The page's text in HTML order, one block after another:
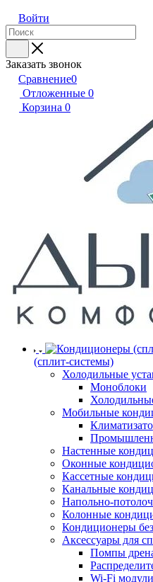
Войти
Заказать звонок
Сравнение0
Отложенные 0
Корзина 0
(сплит-системы)
Холодильные
Моноблоки
Мобильные
Настенные
Оконные
Кассетные
Канальные
Напольно-
Колонные
Кондиционеры
Аксессуары для
Помпы
Wi-Fi